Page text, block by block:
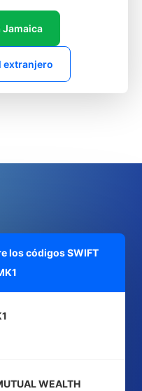
Jamaica
extranjero
los códigos SWIFT
WEALTH